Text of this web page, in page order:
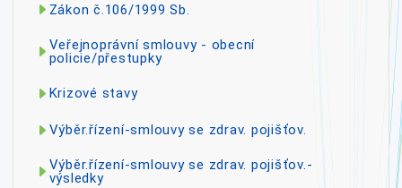
Zákon č.106/1999 Sb.
Veřejnoprávní smlouvy - obecní
policie/přestupky
Krizové stavy
Výběr.řízení-smlouvy se zdrav. pojišťov.
Výběr.řízení-smlouvy se zdrav. pojišťov.-
výsledky